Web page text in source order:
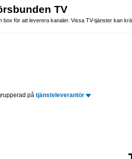
TV
box för att leverera kanaler. Vissa TV-tjänster kan
på tjänsteleverantör